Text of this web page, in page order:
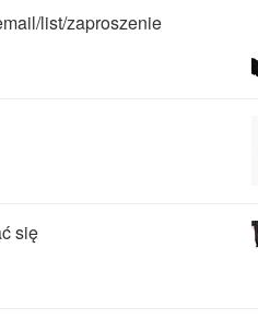
list/zaproszenie
się